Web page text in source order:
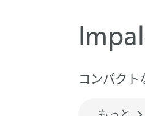
コンパクト